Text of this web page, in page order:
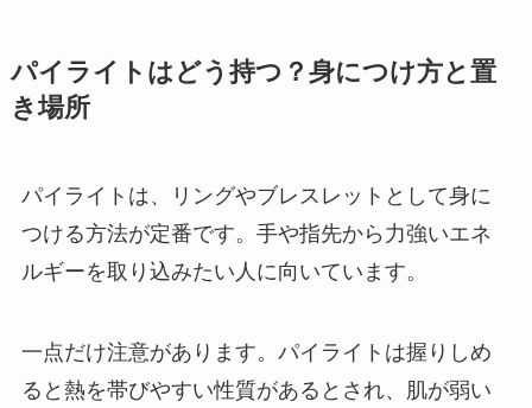
パイライトはどう持つ？身につけ方と置
き場所
パイライトは、リングやブレスレットとして身に
つける方法が定番です。手や指先から力強いエネ
ルギーを取り込みたい人に向いています。
一点だけ注意があります。パイライトは握りしめ
ると熱を帯びやすい性質があるとされ、肌が弱い